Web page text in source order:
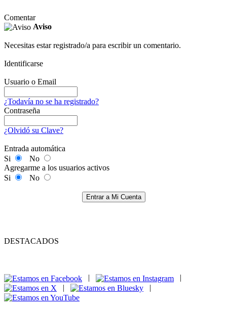
Comentar
Aviso
Necesitas estar registrado/a para escribir un comentario.
Identificarse
Usuario o Email
¿Todavía no se ha registrado?
Contraseña
¿Olvidó su Clave?
Entrada automática
Si
No
Agregarme a los usuarios activos
Si
No
Entrar a Mi Cuenta
DESTACADOS
|
|